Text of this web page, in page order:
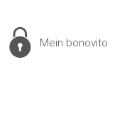
Mein bonovito